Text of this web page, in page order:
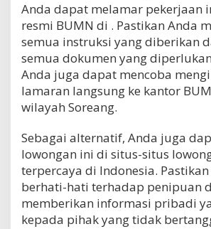
Anda dapat melamar pekerjaan
resmi BUMN di . Pastikan Anda
semua instruksi yang diberikan
semua dokumen yang
Anda juga dapat mencoba
lamaran langsung ke kantor
wilayah Soreang.
Sebagai alternatif, Anda juga
lowongan ini di situs-situs
terpercaya di Indonesia.
berhati-hati terhadap penipuan
memberikan informasi pribadi
kepada pihak yang tidak